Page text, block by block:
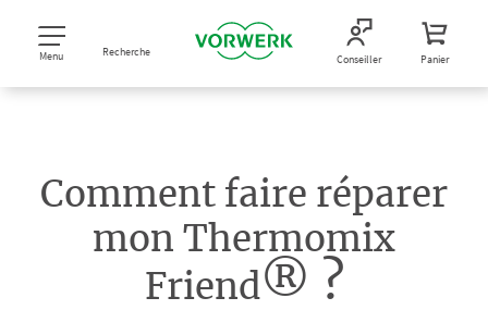
Menu Recherche Conseiller Panier
Comment faire réparer
mon Thermomix
Friend® ?